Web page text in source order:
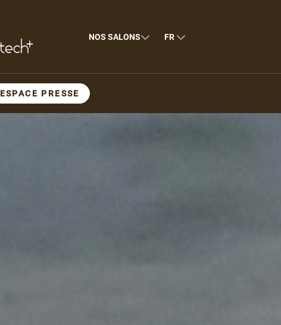
NOS SALONS FR
ESPACE PRESSE